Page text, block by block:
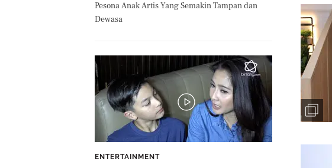
Pesona Anak Artis Yang Semakin Tampan dan
Dewasa
ENTERTAINMENT